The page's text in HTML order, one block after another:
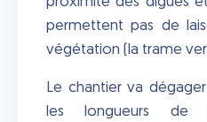
permettent pas de
végétation (la trame
Le chantier va
les longueurs de